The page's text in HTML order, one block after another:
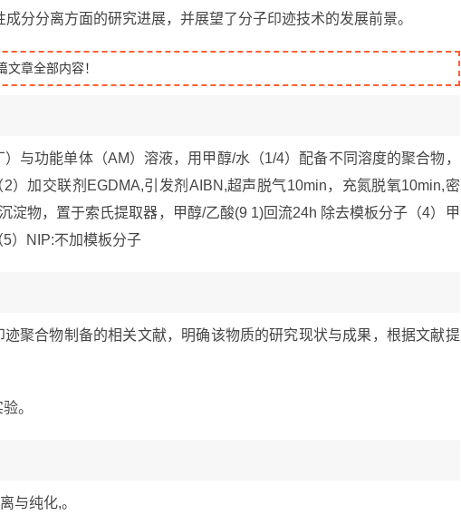
分分离方面的研究进展，并展望了分子印迹技术的发展前景。
章全部内容！
与功能单体（AM）溶液，用甲醇/水（1/4）配备不同溶度的聚合物，
）加交联剂EGDMA,引发剂AIBN,超声脱气10min，充氮脱氧10min,密
物，置于索氏提取器，甲醇/乙酸(9 1)回流24h 除去模板分子（4）甲
）NIP:不加模板分子
聚合物制备的相关文献，明确该物质的研究现状与成果，根据文献提
。
与纯化,。